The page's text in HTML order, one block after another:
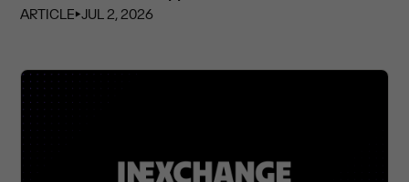
ARTICLE⏵JUL 2, 2026